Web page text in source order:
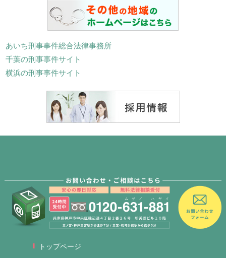
あいち刑事事件総合法律事務所
千葉の刑事事件サイト
横浜の刑事事件サイト
トップページ